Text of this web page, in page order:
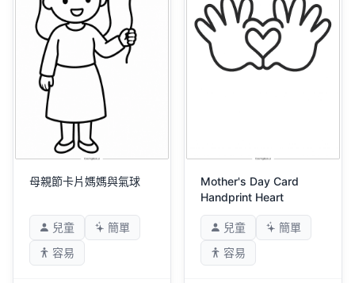
母親節卡片媽媽與氣球
兒童
簡單
容易
Mother's Day Card
Handprint Heart
兒童
簡單
容易